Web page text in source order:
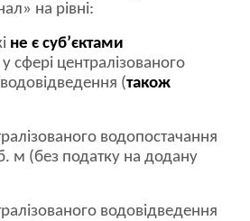
на рівні:
не є суб’єктами
сфері централізованого
(також
водопостачання
м (без податку на додану
водовідведення